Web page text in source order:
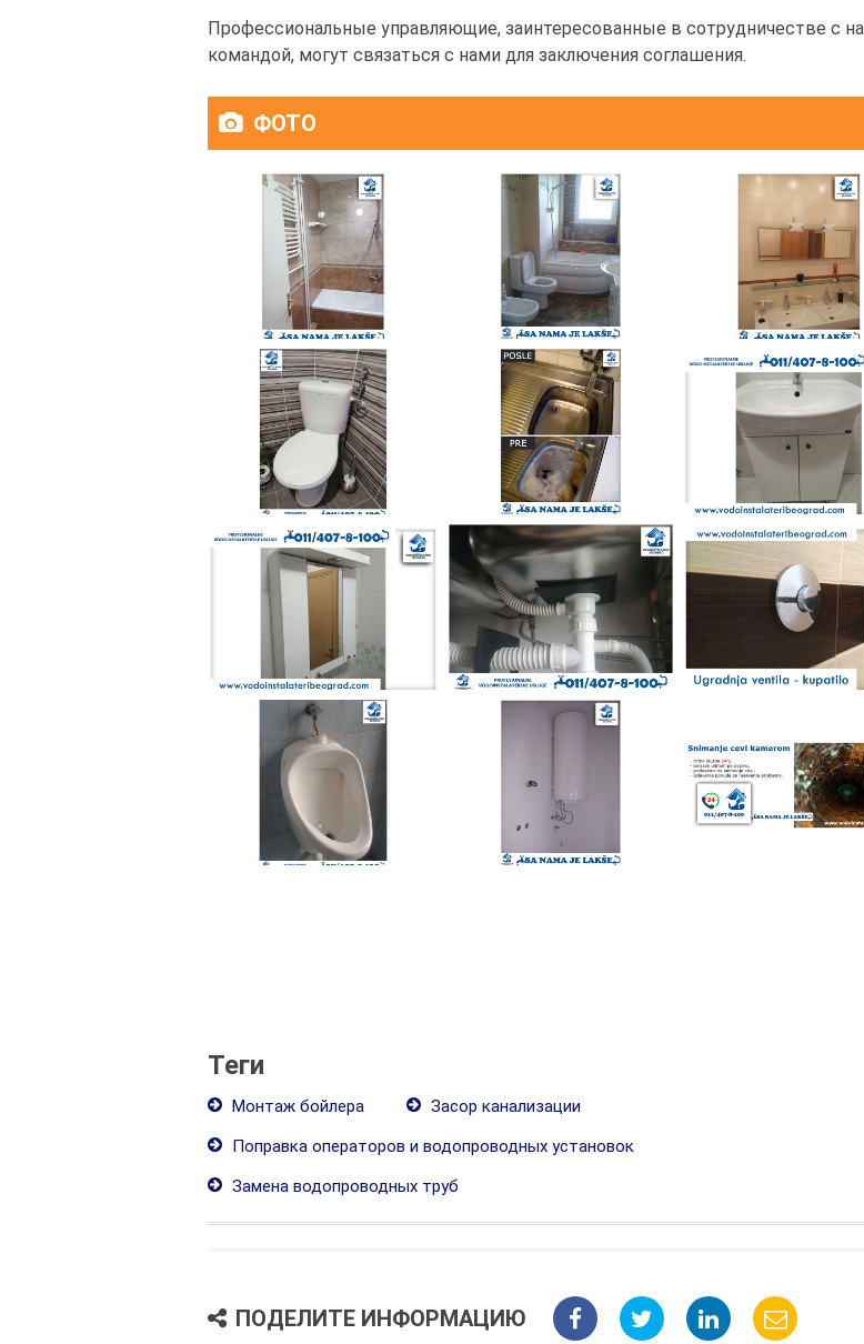
Профессиональные управляющие, заинтересованные в сотрудничестве с
командой, могут связаться с нами для заключения соглашения.
ФОТО
Теги
Монтаж бойлера
Засор канализации
Поправка операторов и водопроводных установок
Замена водопроводных труб
ПОДЕЛИТЕ ИНФОРМАЦИЮ